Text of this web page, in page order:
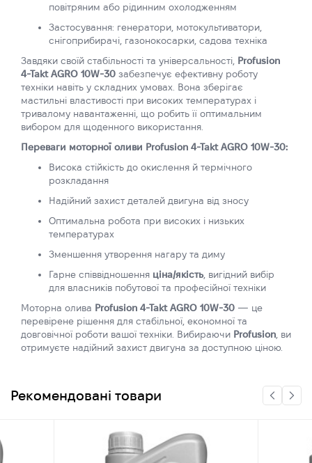
повітряним або рідинним охолодженням
Застосування: генератори, мотокультиватори,
снігоприбирачі, газонокосарки, садова техніка
Завдяки своїй стабільності та універсальності, Profusion
4-Takt AGRO 10W-30 забезпечує ефективну роботу
техніки навіть у складних умовах. Вона зберігає
мастильні властивості при високих температурах і
тривалому навантаженні, що робить її оптимальним
вибором для щоденного використання.
Переваги моторної оливи Profusion 4-Takt AGRO 10W-30:
Висока стійкість до окислення й термічного
розкладання
Надійний захист деталей двигуна від зносу
Оптимальна робота при високих і низьких
температурах
Зменшення утворення нагару та диму
Гарне співвідношення ціна/якість, вигідний вибір
для власників побутової та професійної техніки
Моторна олива Profusion 4-Takt AGRO 10W-30 — це
перевірене рішення для стабільної, економної та
довговічної роботи вашої техніки. Вибираючи Profusion , ви
отримуєте надійний захист двигуна за доступною ціною.
Рекомендовані товари